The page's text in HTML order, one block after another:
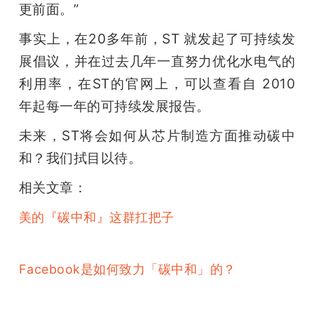
更前面。”
事实上，在20多年前，ST 就发起了可持续发
展倡议，并在过去几年一直努力优化水电气的
利用率，在ST的官网上，可以查看自 2010
年起每一年的可持续发展报告。
未来，ST将会如何从芯片制造方面推动碳中
和？我们拭目以待。
相关文章：
美的『碳中和』这群扛把子
Facebook是如何致力「碳中和」的？